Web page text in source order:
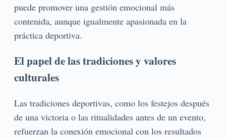
puede promover una gestión emocional más
contenida, aunque igualmente apasionada en la
práctica deportiva.
El papel de las tradiciones y valores
culturales
Las tradiciones deportivas, como los festejos después
de una victoria o las ritualidades antes de un evento,
refuerzan la conexión emocional con los resultados